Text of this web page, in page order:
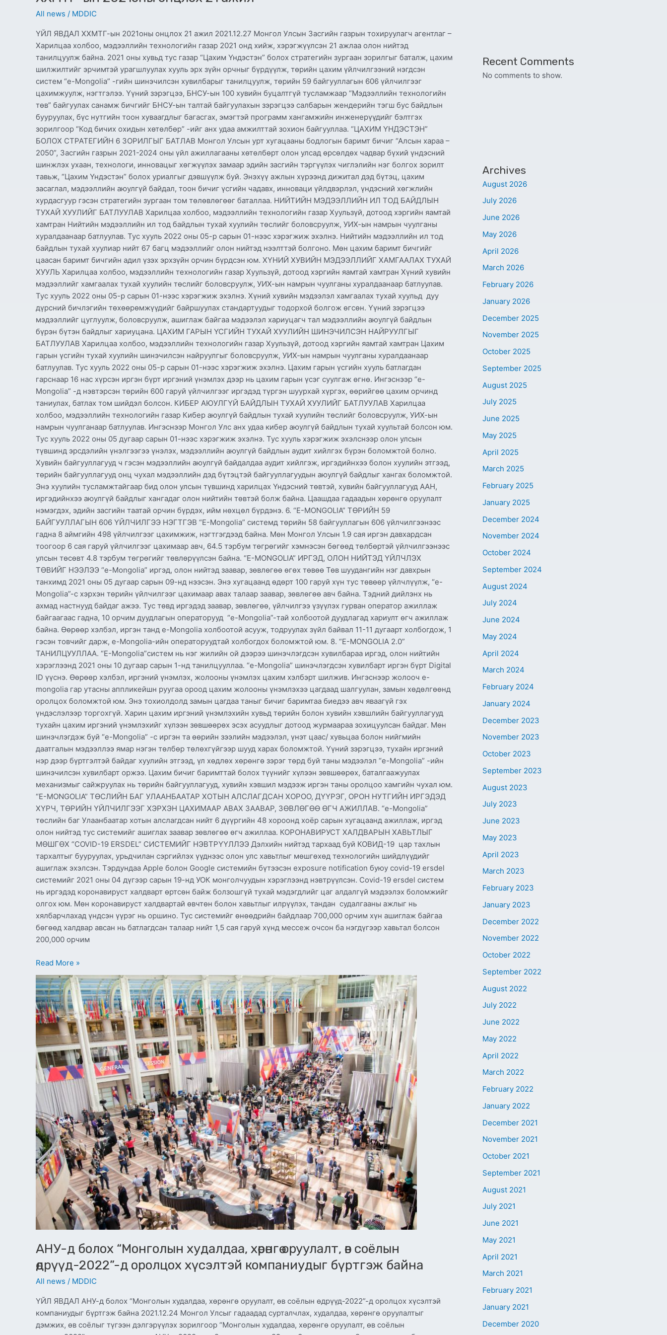
All news / MDDIC
ҮЙЛ ЯВДАЛ ХХМТГ-ын 2021оны онцлох 21 ажил 2021.12.27 Монгол Улсын Засгийн газрын тохируулагч агентлаг –
Харилцаа холбоо, мэдээллийн технологийн газар 2021 онд хийж, хэрэгжүүлсэн 21 ажлаа олон нийтэд
танилцуулж байна. 2021 оны хувьд тус газар “Цахим Үндэстэн” болох стратегийн зургаан зорилгыг баталж, цахим
шилжилтийг эрчимтэй урагшлуулах хууль эрх зүйн орчныг бүрдүүлж, төрийн цахим үйлчилгээний нэгдсэн
систем “e-Mongolia” -гийн шинэчилсэн хувилбарыг танилцуулж, төрийн 59 байгууллагын 606 үйлчилгээг
цахимжуулж, нэгтгэлээ. Үүний зэрэгцээ, БНСУ-ын 100 хувийн буцалтгүй тусламжаар “Мэдээллийн технологийн
төв” байгуулах санамж бичгийг БНСУ-ын талтай байгуулахын зэрэгцээ салбарын жендерийн тэгш бус байдлын
бууруулах, бүс нутгийн тоон хуваагдлыг багасгах, эмэгтэй программ хангамжийн инженерүүдийг бэлтгэх
зорилгоор “Код бичих охидын хөтөлбөр” -ийг анх удаа амжилттай зохион байгууллаа. “ЦАХИМ ҮНДЭСТЭН”
БОЛОХ СТРАТЕГИЙН 6 ЗОРИЛГЫГ БАТЛАВ Монгол Улсын урт хугацааны бодлогын баримт бичиг “Алсын хараа –
2050”, Засгийн газрын 2021-2024 оны үйл ажиллагааны хөтөлбөрт олон улсад өрсөлдөх чадвар бүхий үндэсний
шинжлэх ухаан, технологи, инновацыг хөгжүүлэх замаар эдийн засгийн тэргүүлэх чиглэлийн нэг болгох зорилт
тавьж, “Цахим Үндэстэн” болох уриалгыг дэвшүүлж буй. Энэхүү ажлын хүрээнд дижитал дэд бүтэц, цахим
засаглал, мэдээллийн аюулгүй байдал, тоон бичиг үсгийн чадавх, инноваци үйлдвэрлэл, үндэсний хөгжлийн
хурдасгуур гэсэн стратегийн зургаан том төлөвлөгөөг баталлаа. НИЙТИЙН МЭДЭЭЛЛИЙН ИЛ ТОД БАЙДЛЫН
ТУХАЙ ХУУЛИЙГ БАТЛУУЛАВ Харилцаа холбоо, мэдээллийн технологийн газар Хуульзүй, дотоод хэргийн яамтай
хамтран Нийтийн мэдээллийн ил тод байдлын тухай хуулийн төслийг боловсруулж, УИХ-ын намрын чуулганы
хуралдаанаар батлуулав. Тус хууль 2022 оны 05-р сарын 01-нээс хэрэгжиж эхэлнэ. Нийтийн мэдээллийн ил тод
байдлын тухай хуулиар нийт 67 багц мэдээллийг олон нийтэд нээлттэй болгоно. Мөн цахим баримт бичгийг
цаасан баримт бичгийн адил үзэх эрхзүйн орчин бүрдсэн юм. ХҮНИЙ ХУВИЙН МЭДЭЭЛЛИЙГ ХАМГААЛАХ ТУХАЙ
ХУУЛЬ Харилцаа холбоо, мэдээллийн технологийн газар Хуульзүй, дотоод хэргийн яамтай хамтран Хүний хувийн
мэдээллийг хамгаалах тухай хуулийн төслийг боловсруулж, УИХ-ын намрын чуулганы хуралдаанаар батлуулав.
Тус хууль 2022 оны 05-р сарын 01-нээс хэрэгжиж эхэлнэ. Хүний хувийн мэдээлэл хамгаалах тухай хуульд дуу
дүрсний бичлэгийн төхөөрөмжүүдийг байршуулах стандартуудыг тодорхой болгож өгсөн. Үүний зэрэгцээ
мэдээллийг цуглуулж, боловсруулж, ашиглаж байгаа мэдээлэл хариуцагч тал мэдээллийн аюулгүй байдлын
бүрэн бүтэн байдлыг хариуцана. ЦАХИМ ГАРЫН ҮСГИЙН ТУХАЙ ХУУЛИЙН ШИНЭЧИЛСЭН НАЙРУУЛГЫГ
БАТЛУУЛАВ Харилцаа холбоо, мэдээллийн технологийн газар Хуульзүй, дотоод хэргийн яамтай хамтран Цахим
гарын үсгийн тухай хуулийн шинэчилсэн найруулгыг боловсруулж, УИХ-ын намрын чуулганы хуралдаанаар
батлуулав. Тус хууль 2022 оны 05-р сарын 01-нээс хэрэгжиж эхэлнэ. Цахим гарын үсгийн хууль батлагдан
гарснаар 16 нас хүрсэн иргэн бүрт иргэний үнэмлэх дээр нь цахим гарын үсэг суулгаж өгнө. Ингэснээр “e-
Mongolia” -д нэвтэрсэн төрийн 600 гаруй үйлчилгээг иргэдэд түргэн шуурхай хүргэх, өөрийгөө цахим орчинд
таниулах, батлах том шийдэл болсон. КИБЕР АЮУЛГҮЙ БАЙДЛЫН ТУХАЙ ХУУЛИЙГ БАТЛУУЛАВ Харилцаа
холбоо, мэдээллийн технологийн газар Кибер аюулгүй байдлын тухай хуулийн төслийг боловсруулж, УИХ-ын
намрын чуулганаар батлуулав. Ингэснээр Монгол Улс анх удаа кибер аюулгүй байдлын тухай хуультай болсон юм.
Тус хууль 2022 оны 05 дугаар сарын 01-нээс хэрэгжиж эхэлнэ. Тус хууль хэрэгжиж эхэлснээр олон улсын
түвшинд эрсдэлийн үнэлгээгээ үнэлэх, мэдээллийн аюулгүй байдлын аудит хийлгэх бүрэн боломжтой болно.
Хувийн байгууллагууд ч гэсэн мэдээллийн аюулгүй байдалдаа аудит хийлгэж, иргэдийнхээ болон хуулийн этгээд,
төрийн байгууллагууд онц чухал мэдээллийн дэд бүтэцтэй байгууллагуудын аюулгүй байдлыг хангах боломжтой.
Энэ хуулийн тусламжтайгаар бид олон улсын түвшинд харилцах Үндэсний төвтэй, хувийн байгууллагууд ААН,
иргэдийнхээ аюулгүй байдлыг хангадаг олон нийтийн төвтэй болж байна. Цаашдаа гадаадын хөрөнгө оруулалт
нэмэгдэх, эдийн засгийн таатай орчин бүрдэх, ийм нөхцөл бүрдэнэ. 6. “E-MONGOLIA” ТӨРИЙН 59
БАЙГУУЛЛАГЫН 606 ҮЙЛЧИЛГЭЭ НЭГТГЭВ “E-Mongolia” системд төрийн 58 байгууллагын 606 үйлчилгээнээс
гадна 8 аймгийн 498 үйлчилгээг цахимжиж, нэгтгэгдээд байна. Мөн Монгол Улсын 1.9 сая иргэн давхардсан
тоогоор 6 сая гаруй үйлчилгээг цахимаар авч, 64.5 тэрбум төгрөгийг хэмнэсэн бөгөөд төлбөртэй үйлчилгээнээс
улсын төсөвт 4.8 тэрбум төгрөгийг төвлөрүүлсэн байна. “E-MONGOLIA” ИРГЭД, ОЛОН НИЙТЭД ҮЙЛЧЛЭХ
ТӨВИЙГ НЭЭЛЭЭ “e-Mongolia” иргэд, олон нийтэд заавар, зөвлөгөө өгөх төвөө Төв шуудангийн нэг давхрын
танхимд 2021 оны 05 дугаар сарын 09-нд нээсэн. Энэ хугацаанд өдөрт 100 гаруй хүн тус төвөөр үйлчлүүлж, “e-
Mongolia”-с хэрхэн төрийн үйлчилгээг цахимаар авах талаар заавар, зөвлөгөө авч байна. Тэдний дийлэнх нь
ахмад настнууд байдаг ажээ. Тус төвд иргэдэд заавар, зөвлөгөө, үйлчилгээ үзүүлэх гурван оператор ажиллаж
байгаагаас гадна, 10 орчим дуудлагын операторууд “e-Mongolia”-тай холбоотой дуудлагад хариулт өгч ажиллаж
байна. Өөрөөр хэлбэл, иргэн танд e-Mongolia холбоотой асууж, тодруулах зүйл байвал 11-11 дугаарт холбогдож, 1
гэсэн товчийг дарж, e-Mongolia-ийн операторуудтай холбогдох боломжтой юм. 8. “E-MONGOLIA 2.0”
ТАНИЛЦУУЛЛАА. “E-Mongolia”систем нь нэг жилийн ой дээрээ шинэчлэгдсэн хувилбараа иргэд, олон нийтийн
хэрэглээнд 2021 оны 10 дугаар сарын 1-нд танилцууллаа. “e-Mongolia” шинэчлэгдсэн хувилбарт иргэн бүрт Digital
ID үүснэ. Өөрөөр хэлбэл, иргэний үнэмлэх, жолооны үнэмлэх цахим хэлбэрт шилжив. Ингэснээр жолооч e-
mongolia гар утасны аппликейшн руугаа ороод цахим жолооны үнэмлэхээ цагдаад шалгуулан, замын хөдөлгөөнд
оролцох боломжтой юм. Энэ тохиолдолд замын цагдаа таныг бичиг баримтаа биедээ авч яваагүй гэх
үндэслэлээр торгохгүй. Харин цахим иргэний үнэмлэхийн хувьд төрийн болон хувийн хэвшлийн байгууллагууд
тухайн цахим иргэний үнэмлэхийг хүлээн зөвшөөрөх эсэх асуудлыг дотоод журмаараа зохицуулсан байдаг. Мөн
шинэчлэгдэж буй “e-Mongolia” -с иргэн та өөрийн зээлийн мэдээлэл, үнэт цаас/ хувьцаа болон нийгмийн
даатгалын мэдээллээ ямар нэгэн төлбөр төлөхгүйгээр шууд харах боломжтой. Үүний зэрэгцээ, тухайн иргэний
нэр дээр бүртгэлтэй байдаг хуулийн этгээд, үл хөдлөх хөрөнгө зэрэг төрд буй таны мэдээлэл “e-Mongolia” -ийн
шинэчилсэн хувилбарт оржээ. Цахим бичиг баримттай болох түүнийг хүлээн зөвшөөрөх, баталгаажуулах
механизмыг сайжруулах нь төрийн байгууллагууд, хувийн хэвшил мэдээж иргэн таны оролцоо хамгийн чухал юм.
“E-MONGOLIA” ТӨСЛИЙН БАГ УЛААНБААТАР ХОТЫН АЛСЛАГДСАН ХОРОО, ДҮҮРЭГ, ОРОН НУТГИЙН ИРГЭДЭД
ХҮРЧ, ТӨРИЙН ҮЙЛЧИЛГЭЭГ ХЭРХЭН ЦАХИМААР АВАХ ЗААВАР, ЗӨВЛӨГӨӨ ӨГЧ АЖИЛЛАВ. “e-Mongolia”
төслийн баг Улаанбаатар хотын алслагдсан нийт 6 дүүргийн 48 хороонд хоёр сарын хугацаанд ажиллаж, иргэд
олон нийтэд тус системийг ашиглах заавар зөвлөгөө өгч ажиллаа. КОРОНАВИРУСТ ХАЛДВАРЫН ХАВЬТЛЫГ
МӨШГӨХ “COVID-19 ERSDEL” СИСТЕМИЙГ НЭВТРҮҮЛЛЭЭ Дэлхийн нийтэд тархаад буй КОВИД-19 цар тахлын
тархалтыг бууруулах, урьдчилан сэргийлэх үүднээс олон улс хавьтлыг мөшгөхөд технологийн шийдлүүдийг
ашиглаж эхэлсэн. Тэрдундаа Apple болон Google системийн бүтээсэн exposure notification буюу covid-19 ersdel
системийг 2021 оны 04 дүгээр сарын 19-нд УОК монголчуудын хэрэглээнд нэвтрүүлсэн. Covid-19 ersdel систем
нь иргэдэд коронавируст халдварт өртсөн байж болзошгүй тухай мэдэгдлийг цаг алдалгүй мэдээлэх боломжийг
олгох юм. Мөн коронавируст халдвартай өвчтөн болон хавьтлыг илрүүлэх, тандан судалгааны ажлыг нь
хялбарчлахад үндсэн үүрэг нь оршино. Тус системийг өнөөдрийн байдлаар 700,000 орчим хүн ашиглаж байгаа
бөгөөд халдвар авсан нь батлагдсан талаар нийт 1,5 сая гаруй хүнд мессеж очсон ба нэгдүгээр хавьтал болсон
200,000 орчим
Read More »
АНУ-д болох “Монголын худалдаа, хөрөнгө оруулалт, өв соёлын
өдрүүд-2022”-д оролцох хүсэлтэй компаниудыг бүртгэж байна
All news / MDDIC
ҮЙЛ ЯВДАЛ АНУ-д болох “Монголын худалдаа, хөрөнгө оруулалт, өв соёлын өдрүүд-2022”-д оролцох хүсэлтэй
компаниудыг бүртгэж байна 2021.12.24 Монгол Улсыг гадаадад сурталчлах, худалдаа, хөрөнгө оруулалтыг
дэмжих, өв соёлыг түгээн дэлгэрүүлэх зорилгоор “Монголын худалдаа, хөрөнгө оруулалт, өв соёлын
АНУ-
д
болох
“Монголын
худалдаа,
хөрөнгө
оруулалт,
өв
соёлын
өдрүүд-2022”-
д
оролцох
хүсэлтэй
компаниудыг
бүртгэж
байна
Recent Comments
No comments to show.
Archives
August 2026
July 2026
June 2026
May 2026
April 2026
March 2026
February 2026
January 2026
December 2025
November 2025
October 2025
September 2025
August 2025
July 2025
June 2025
May 2025
April 2025
March 2025
February 2025
January 2025
December 2024
November 2024
October 2024
September 2024
August 2024
July 2024
June 2024
May 2024
April 2024
March 2024
February 2024
January 2024
December 2023
November 2023
October 2023
September 2023
August 2023
July 2023
June 2023
May 2023
April 2023
March 2023
February 2023
January 2023
December 2022
November 2022
October 2022
September 2022
August 2022
July 2022
June 2022
May 2022
April 2022
March 2022
February 2022
January 2022
December 2021
November 2021
October 2021
September 2021
August 2021
July 2021
June 2021
May 2021
April 2021
March 2021
February 2021
January 2021
December 2020